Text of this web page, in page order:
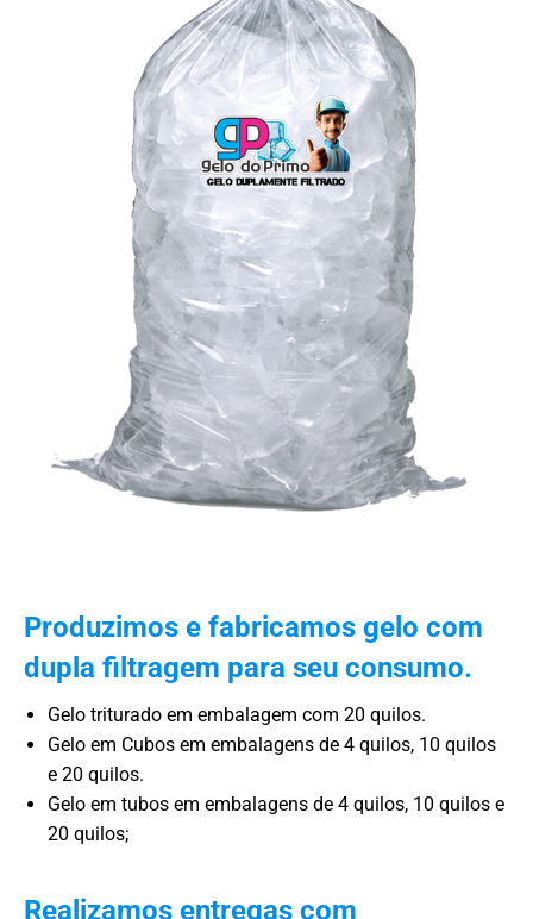
Produzimos e fabricamos gelo com
dupla filtragem para seu consumo.
Gelo triturado em embalagem com 20 quilos.
Gelo em Cubos em embalagens de 4 quilos, 10 quilos
e 20 quilos.
Gelo em tubos em embalagens de 4 quilos, 10 quilos e
20 quilos;
Realizamos entregas com